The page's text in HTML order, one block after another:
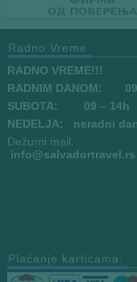
Radno Vreme
RADNO VREME!!!
RADNIM DANOM:
09
SUBOTA: 09 – 14h
NEDELJA: neradni
Dežurni mail:
info@salvadortravel.rs
Plaćanje karticama: